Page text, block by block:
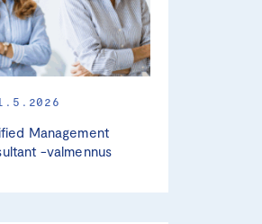
Management
-valmennus